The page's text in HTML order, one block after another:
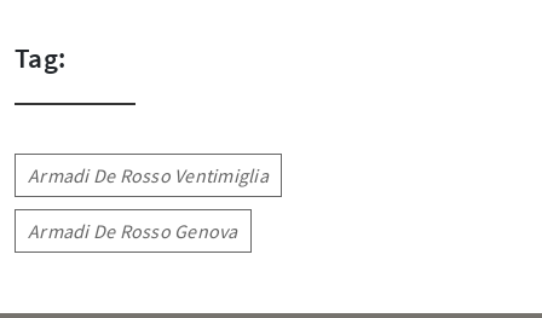
Tag:
Armadi De Rosso Ventimiglia
Armadi De Rosso Genova